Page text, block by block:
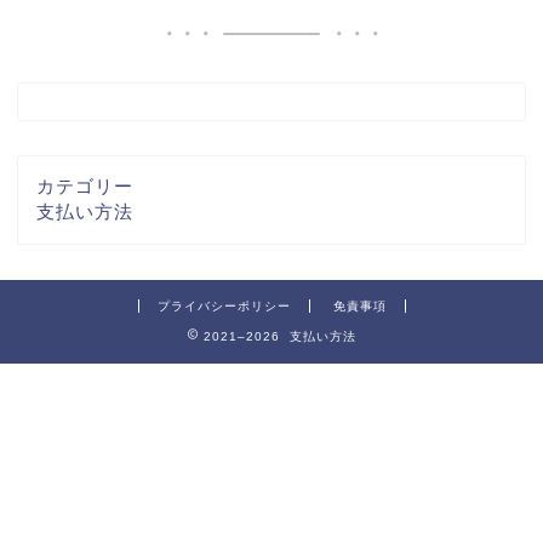
カテゴリー
支払い方法
プライバシーポリシー 免責事項
2021–2026 支払い方法